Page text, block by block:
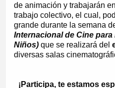
de animación y trabajarán
trabajo colectivo, el cual,
grande durante la semana
Internacional de Cine
Niños)que se realizará del
diversas salas
¡Participa, te estamos